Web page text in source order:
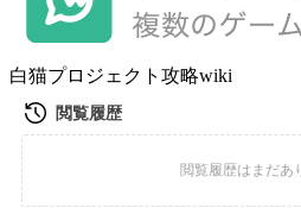
白猫プロジェクト攻略wiki